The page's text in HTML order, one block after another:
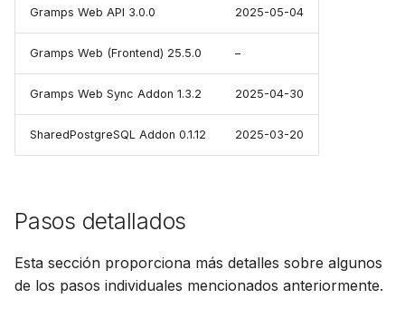
Gramps Web API 3.0.0 2025-05-04
Gramps Web (Frontend) 25.5.0 –
Gramps Web Sync Addon 1.3.2 2025-04-30
SharedPostgreSQL Addon 0.1.12 2025-03-20
Pasos detallados
Esta sección proporciona más detalles sobre algunos
de los pasos individuales mencionados anteriormente.